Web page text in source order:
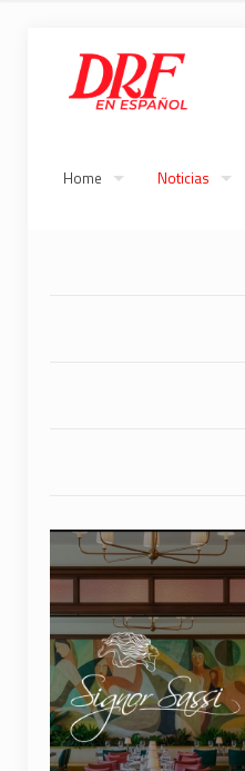
Home Noticias